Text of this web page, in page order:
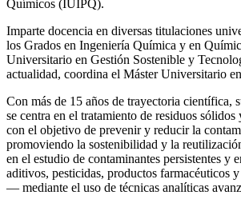
Químicos (IUIPQ).
Imparte docencia en diversas titulaciones
los Grados en Ingeniería Química y en
Universitario en Gestión Sostenible y
actualidad, coordina el Máster Universitario
Con más de 15 años de trayectoria científica,
se centra en el tratamiento de residuos sólidos
con el objetivo de prevenir y reducir la
promoviendo la sostenibilidad y la
en el estudio de contaminantes persistentes y
aditivos, pesticidas, productos farmacéuticos
— mediante el uso de técnicas analíticas